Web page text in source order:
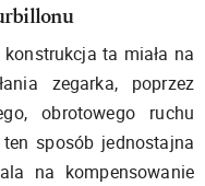
ta miała na
zegarka, poprzez
obrotowego ruchu
sposób jednostajna
na kompensowanie